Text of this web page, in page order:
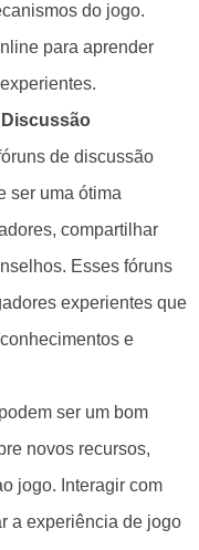
do jogo.
para aprender
de discussão
ser uma ótima
compartilhar
Esses fóruns
experientes que
e
ser um bom
novos recursos,
jogo. Interagir com
a experiência de jogo